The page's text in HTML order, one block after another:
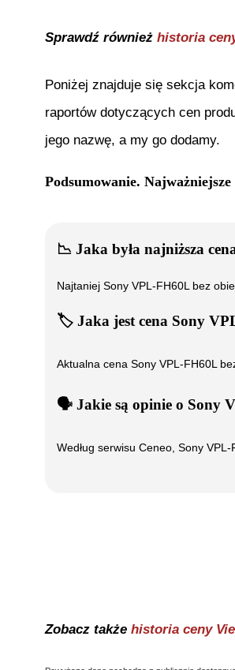
Sprawdź również historia
Poniżej znajduje się sekcja
raportów dotyczących cen
jego nazwę, a my go dodamy.
Podsumowanie.
📉 Jaka była najniższa
Najtaniej Sony VPL-FH60L bez
🏷️ Jaka jest cena Sony
Aktualna cena Sony VPL-FH60L
🗣️ ️ Jakie są opinie o Sony
Według serwisu Ceneo, Sony VPL-
Zobacz także historia ceny